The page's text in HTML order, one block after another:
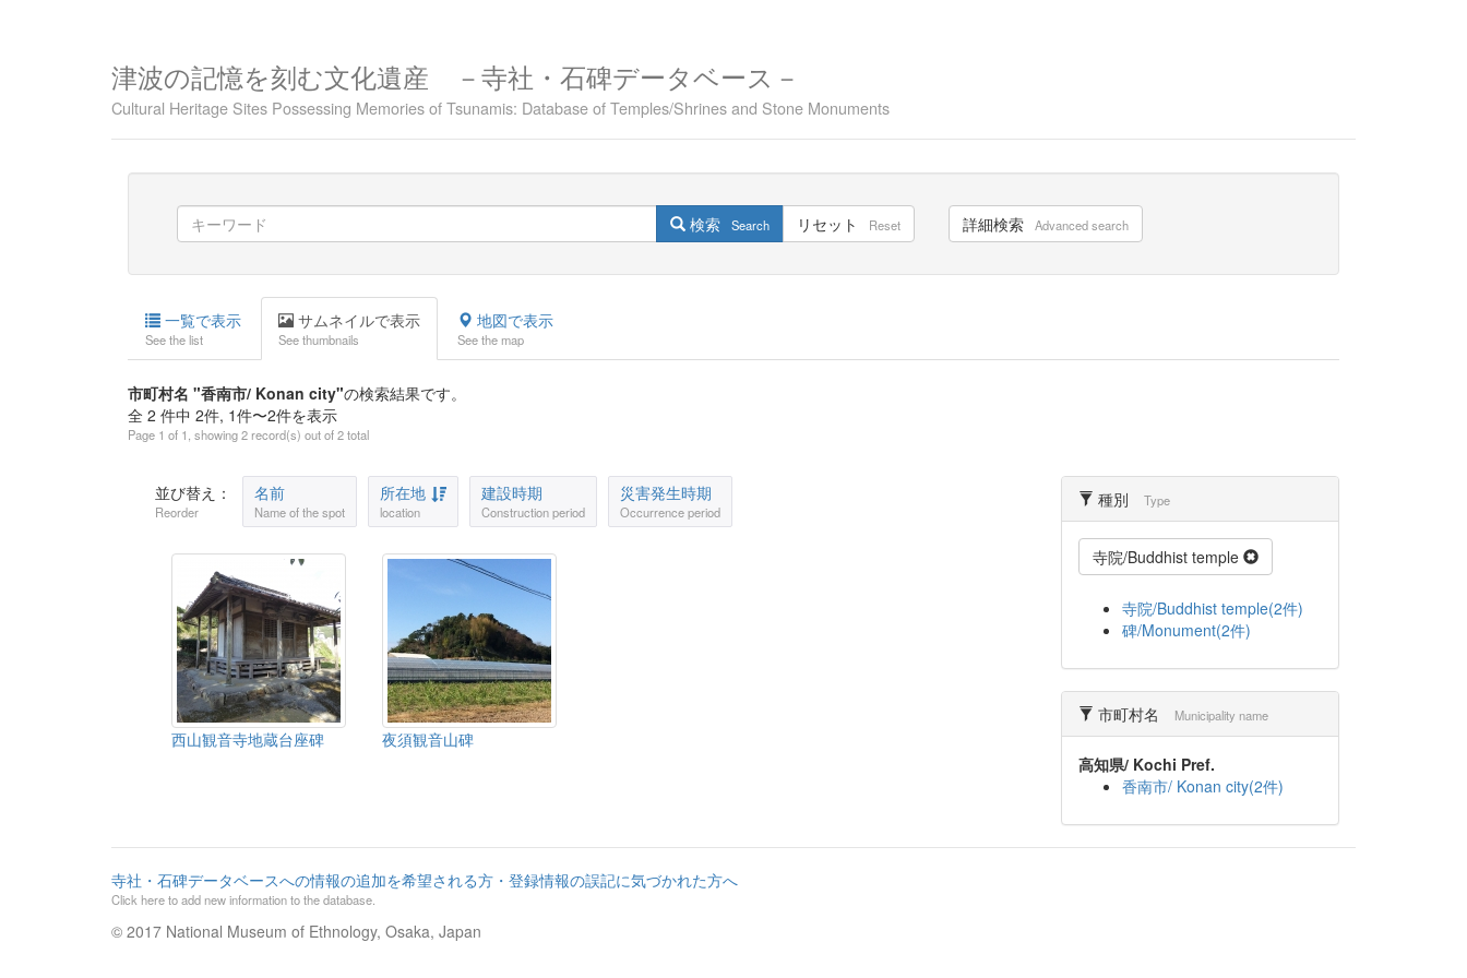
津波の記憶を刻む文化遺産 －寺社・石碑データベース－
Cultural Heritage Sites Possessing Memories of Tsunamis: Database of Temples/Shrines and Stone Monuments
検索 Search リセット Reset 詳細検索 Advanced search
一覧で表示
See the list
サムネイルで表示
See thumbnails
地図で表示
See the map
市町村名 "香南市/ Konan city"の検索結果です。
全 2 件中 2件, 1件〜2件を表示
Page 1 of 1, showing 2 record(s) out of 2 total
並び替え：
Reorder
名前
Name of the spot
所在地
location
建設時期
Construction period
災害発生時期
Occurrence period
西山観音寺地蔵台座碑 夜須観音山碑
種別 Type
寺院/Buddhist temple
寺院/Buddhist temple(2件)
碑/Monument(2件)
市町村名 Municipality name
高知県/ Kochi Pref.
香南市/ Konan city(2件)
寺社・石碑データベースへの情報の追加を希望される方・登録情報の誤記に気づかれた方へ
Click here to add new information to the database.
© 2017 National Museum of Ethnology, Osaka, Japan